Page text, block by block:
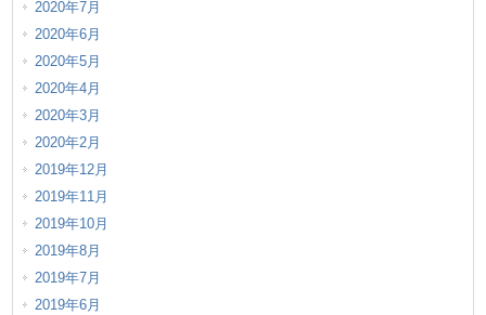
2020年7月
2020年6月
2020年5月
2020年4月
2020年3月
2020年2月
2019年12月
2019年11月
2019年10月
2019年8月
2019年7月
2019年6月